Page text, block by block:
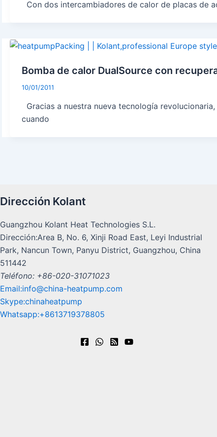
Con dos intercambiadores de calor de placas de
Bomba de calor DualSource con
10/01/2011
Gracias a nuestra nueva tecnología
cuando
Dirección Kolant
Guangzhou Kolant Heat Technologies S.L.
Dirección:Area B, No. 6, Xinji Road East, Leyi Industrial
Park, Nancun Town, Panyu District, Guangzhou, China
511442
Teléfono: +86-020-31071023
Email:info@china-heatpump.com
Skype:chinaheatpump
Whatsapp:+8613719378805